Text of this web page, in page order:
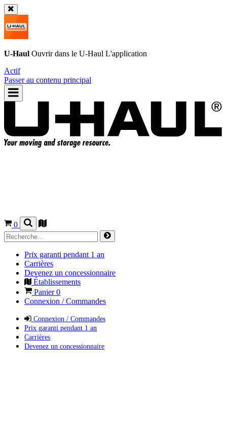
U-Haul Ouvrir dans le U-Haul L'application
Actif
Passer au contenu principal
0
Prix garanti pendant 1 an
Carrières
Devenez un concessionnaire
Établissements
Panier0
Connexion / Commandes
Connexion / Commandes
Prix garanti pendant 1 an
Carrières
Devenez un concessionnaire